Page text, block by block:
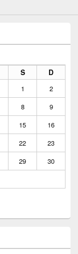
S D
1
2
8
9
15
16
22
23
29
30